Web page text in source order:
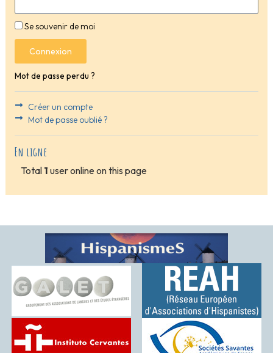
Se souvenir de moi
Connexion
Mot de passe perdu ?
Créer un compte
Mot de passe oublié ?
En ligne
Total 1 user online on this page